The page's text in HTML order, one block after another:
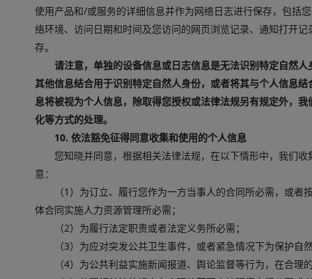
使用产品和/或服务的详细信息并作为网络日志进行保存，包括
络环境、访问日期和时间及您访问的网页浏览记录、通知打开
存。
请注意，单独的设备信息或日志信息是无法识别特定自然
其他信息结合用于识别特定自然人身份，或者将其与个人信息
息将被视为个人信息，除取得您授权或法律法规另有规定外，
化等方式的处理。
10. 依法豁免征得同意收集和使用的个人信息
您知晓并同意，根据相关法律法规，在以下情形中，我们
意：
（1）为订立、履行您作为一方当事人的合同所必需，或
体合同实施人力资源管理所必需；
（2）为履行法定职责或者法定义务所必需；
（3）为应对突发公共卫生事件，或者紧急情况下为保护自
（4）为公共利益实施新闻报道、舆论监督等行为，在合理